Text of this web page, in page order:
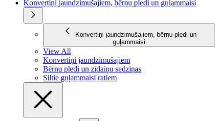
Konvertiņi jaundzimušajiem, bērnu pledi un guļammaisi
Konvertiņi jaundzimušajiem, bērnu pledi un
guļammaisi
View All
Konvertiņi jaundzimušajiem
Bērnu pledi un zīdaiņu sedziņas
Siltie guļammaisi ratiem